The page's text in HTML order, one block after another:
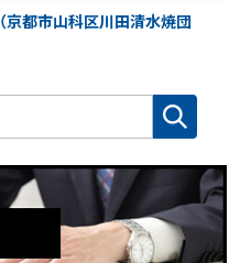
都市山科区川田清水焼団